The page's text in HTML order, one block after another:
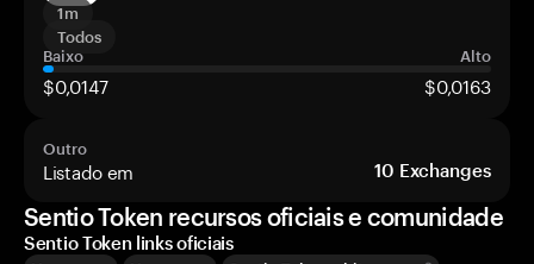
1m
Todos
Baixo
Alto
$0,0147 $0,0163
Outro
Listado em 10 Exchanges
Sentio Token recursos oficiais e comunidade
Sentio Token links oficiais